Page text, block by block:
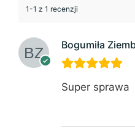
1-1 z 1 recenzji
Bogumiła
Super sprawa